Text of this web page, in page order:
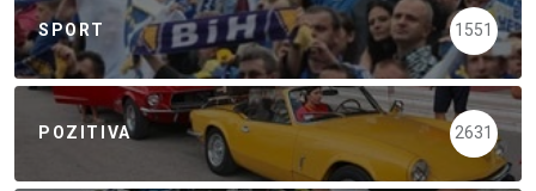
SPORT 1551
POZITIVA 2631